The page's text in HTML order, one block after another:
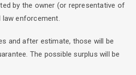
by the owner (or representative of
enforcement.
and after estimate, those will be
The possible surplus will be